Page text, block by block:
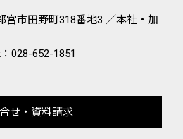
市田野町318番地3 ／本社・加
028-652-1851
せ・資料請求